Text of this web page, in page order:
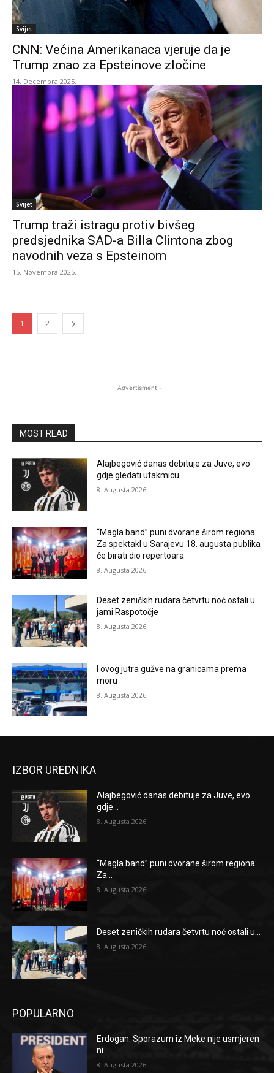
Svijet
CNN: Većina Amerikanaca vjeruje da je
Trump znao za Epsteinove zločine
14. Decembra 2025.
Svijet
Trump traži istragu protiv bivšeg
predsjednika SAD-a Billa Clintona zbog
navodnih veza s Epsteinom
15. Novembra 2025.
1 2
- Advertisment -
MOST READ
Alajbegović danas debituje za Juve, evo
gdje gledati utakmicu
8. Augusta 2026.
“Magla band” puni dvorane širom regiona:
Za spektakl u Sarajevu 18. augusta publika
će birati dio repertoara
8. Augusta 2026.
Deset zeničkih rudara četvrtu noć ostali u
jami Raspotočje
8. Augusta 2026.
I ovog jutra gužve na granicama prema
moru
8. Augusta 2026.
IZBOR UREDNIKA
Alajbegović danas debituje za Juve, evo
gdje...
8. Augusta 2026.
“Magla band” puni dvorane širom regiona:
Za...
8. Augusta 2026.
Deset zeničkih rudara četvrtu noć ostali u...
8. Augusta 2026.
POPULARNO
Erdogan: Sporazum iz Meke nije usmjeren
ni...
8. Augusta 2026.